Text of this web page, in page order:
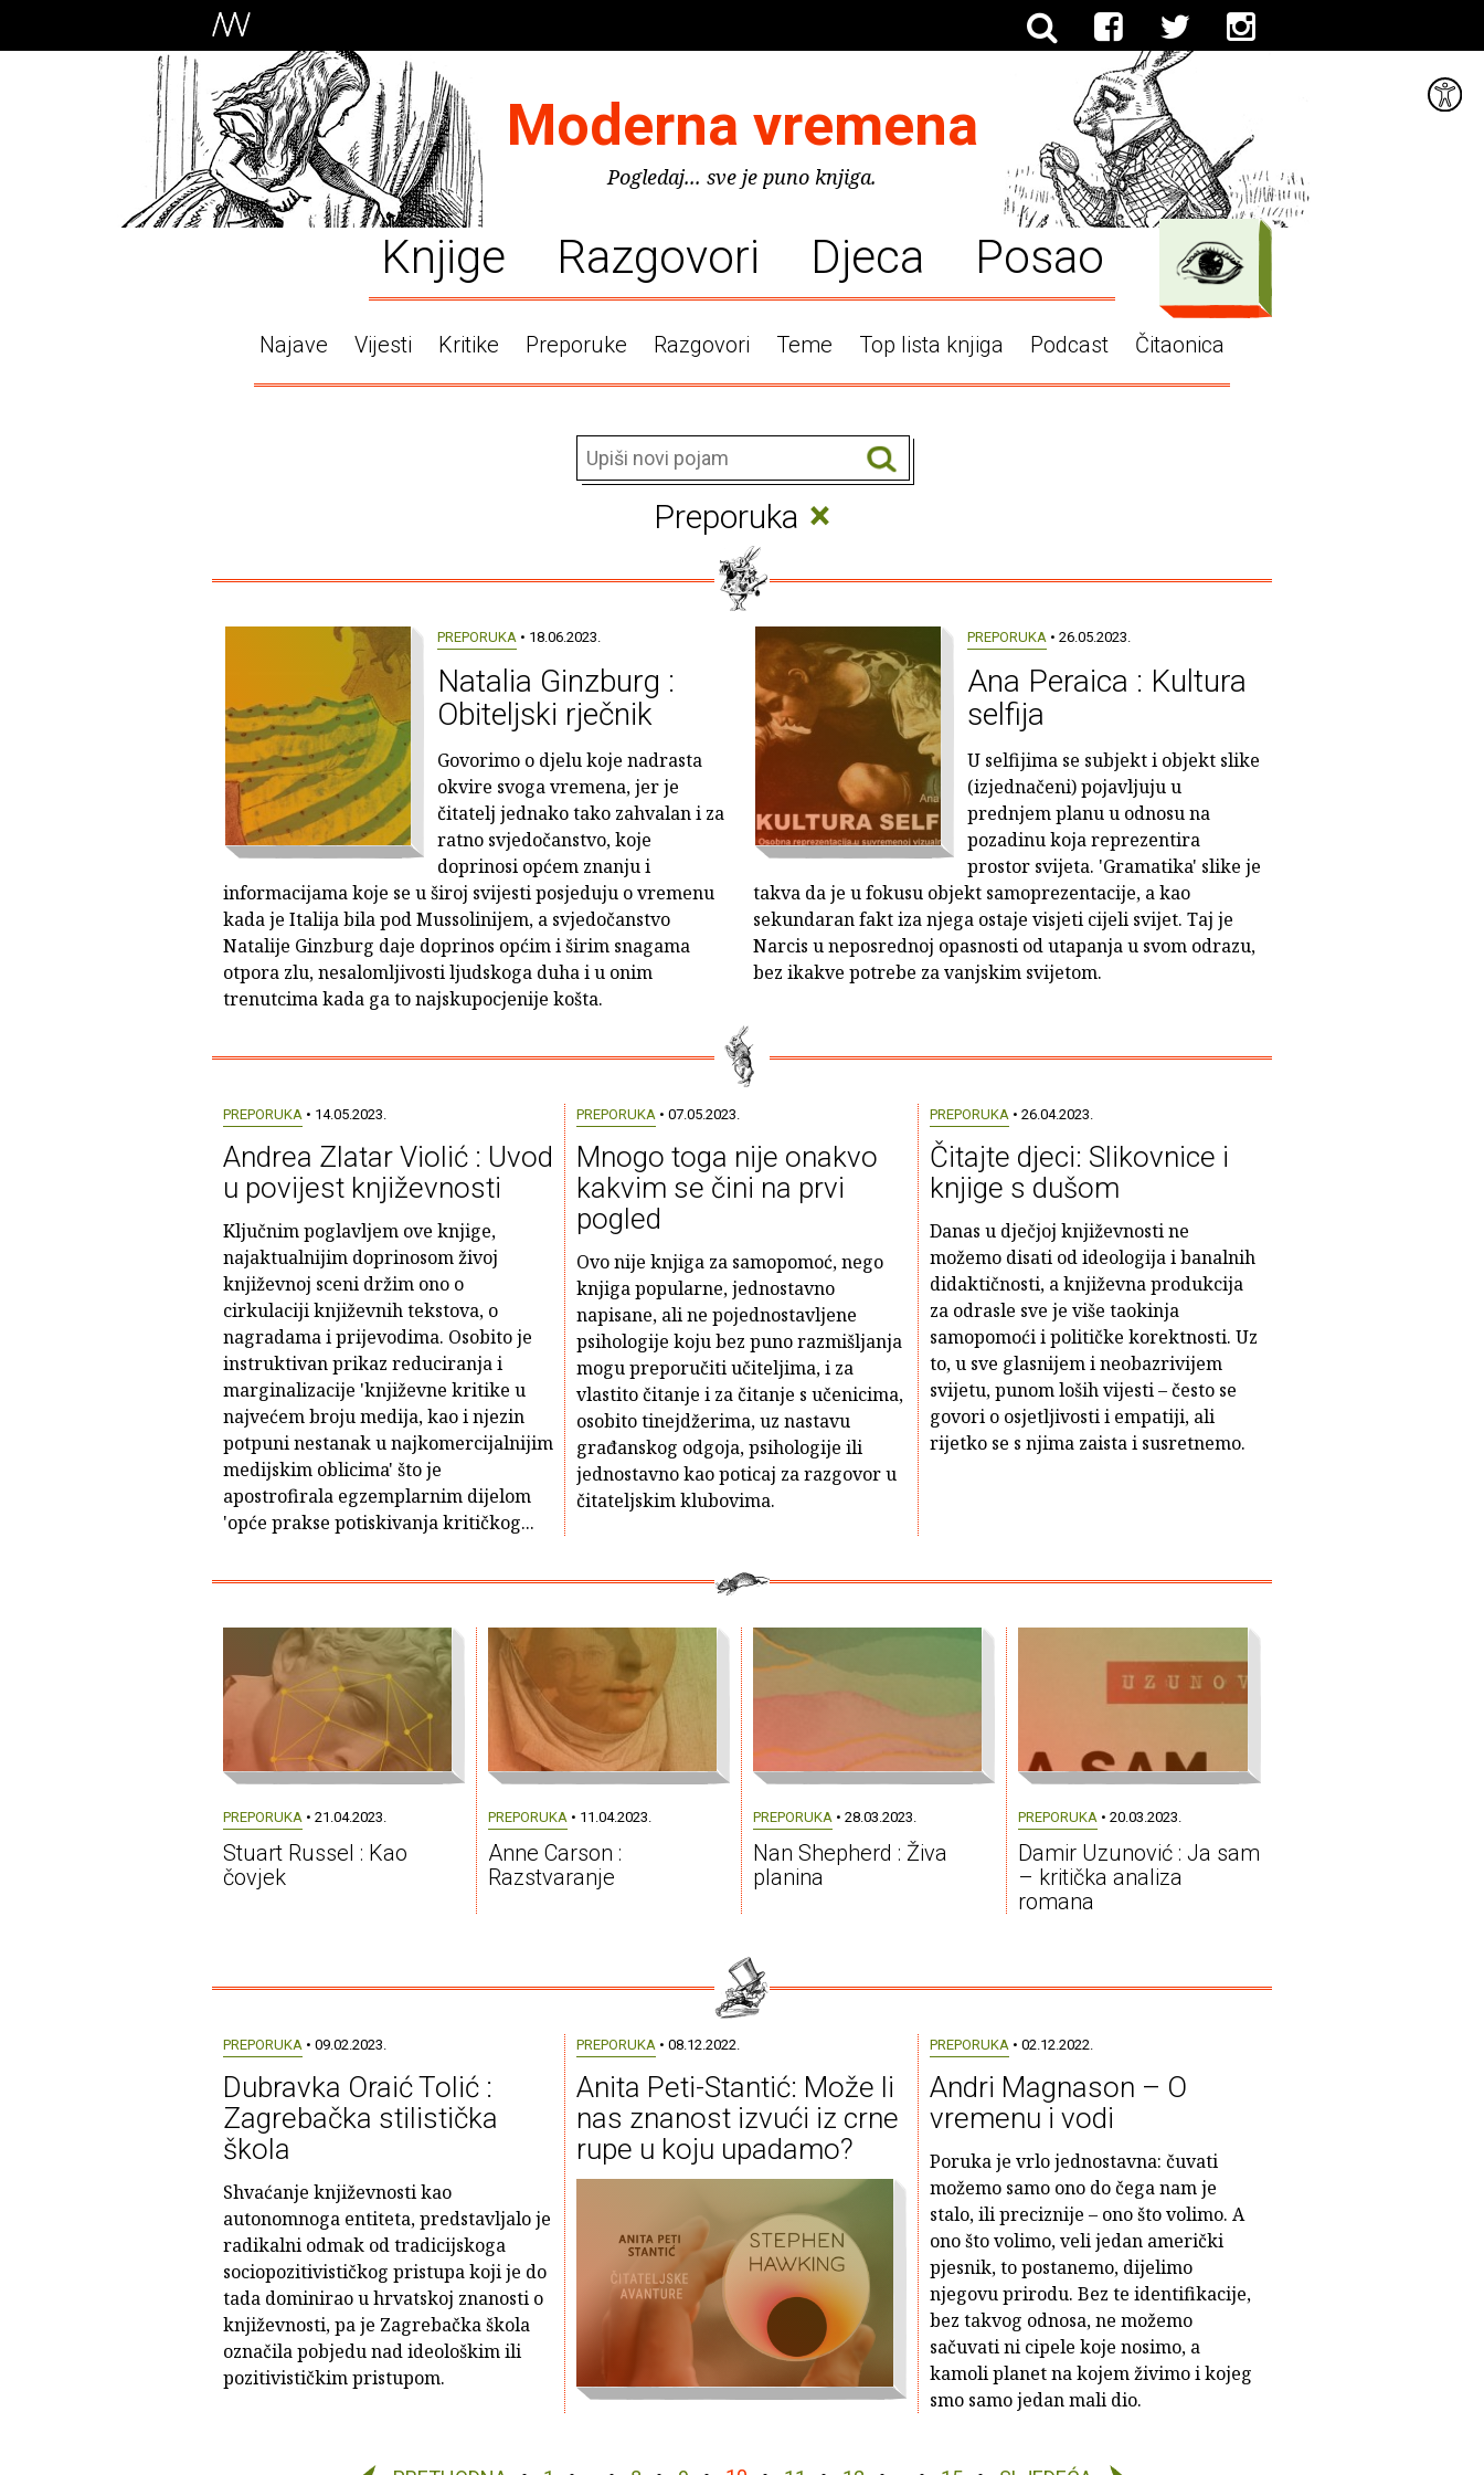
Moderna vremena
Pogledaj... sve je puno knjiga.
Knjige Razgovori Djeca Posao
Najave Vijesti Kritike Preporuke Razgovori Teme Top lista knjiga Podcast Čitaonica
Preporuka ×
PREPORUKA • 18.06.2023.
Natalia Ginzburg :
Obiteljski rječnik
Govorimo o djelu koje nadrasta
okvire svoga vremena, jer je
čitatelj jednako tako zahvalan i za
ratno svjedočanstvo, koje
doprinosi općem znanju i
informacijama koje se u široj svijesti posjeduju o vremenu
kada je Italija bila pod Mussolinijem, a svjedočanstvo
Natalije Ginzburg daje doprinos općim i širim snagama
otpora zlu, nesalomljivosti ljudskoga duha i u onim
trenutcima kada ga to najskupocjenije košta.
PREPORUKA • 26.05.2023.
Ana Peraica : Kultura
selfija
U selfijima se subjekt i objekt slike
(izjednačeni) pojavljuju u
prednjem planu u odnosu na
pozadinu koja reprezentira
prostor svijeta. 'Gramatika' slike je
takva da je u fokusu objekt samoprezentacije, a kao
sekundaran fakt iza njega ostaje visjeti cijeli svijet. Taj je
Narcis u neposrednoj opasnosti od utapanja u svom odrazu,
bez ikakve potrebe za vanjskim svijetom.
PREPORUKA• 14.05.2023.
Andrea Zlatar Violić : Uvod
u povijest književnosti
Ključnim poglavljem ove knjige,
najaktualnijim doprinosom živoj
književnoj sceni držim ono o
cirkulaciji književnih tekstova, o
nagradama i prijevodima. Osobito je
instruktivan prikaz reduciranja i
marginalizacije 'književne kritike u
najvećem broju medija, kao i njezin
potpuni nestanak u najkomercijalnijim
medijskim oblicima' što je
apostrofirala egzemplarnim dijelom
'opće prakse potiskivanja kritičkog...
PREPORUKA• 07.05.2023.
Mnogo toga nije onakvo
kakvim se čini na prvi
pogled
Ovo nije knjiga za samopomoć, nego
knjiga popularne, jednostavno
napisane, ali ne pojednostavljene
psihologije koju bez puno razmišljanja
mogu preporučiti učiteljima, i za
vlastito čitanje i za čitanje s učenicima,
osobito tinejdžerima, uz nastavu
građanskog odgoja, psihologije ili
jednostavno kao poticaj za razgovor u
čitateljskim klubovima.
PREPORUKA• 26.04.2023.
Čitajte djeci: Slikovnice i
knjige s dušom
Danas u dječjoj književnosti ne
možemo disati od ideologija i banalnih
didaktičnosti, a književna produkcija
za odrasle sve je više taokinja
samopomoći i političke korektnosti. Uz
to, u sve glasnijem i neobazrivijem
svijetu, punom loših vijesti – često se
govori o osjetljivosti i empatiji, ali
rijetko se s njima zaista i susretnemo.
PREPORUKA • 21.04.2023.
Stuart Russel : Kao
čovjek
PREPORUKA • 11.04.2023.
Anne Carson :
Razstvaranje
PREPORUKA • 28.03.2023.
Nan Shepherd : Živa
planina
PREPORUKA • 20.03.2023.
Damir Uzunović : Ja sam
– kritička analiza
romana
PREPORUKA• 09.02.2023.
Dubravka Oraić Tolić :
Zagrebačka stilistička
škola
Shvaćanje književnosti kao
autonomnoga entiteta, predstavljalo je
radikalni odmak od tradicijskoga
sociopozitivističkog pristupa koji je do
tada dominirao u hrvatskoj znanosti o
književnosti, pa je Zagrebačka škola
označila pobjedu nad ideološkim ili
pozitivističkim pristupom.
PREPORUKA• 08.12.2022.
Anita Peti-Stantić: Može li
nas znanost izvući iz crne
rupe u koju upadamo?
PREPORUKA• 02.12.2022.
Andri Magnason – O
vremenu i vodi
Poruka je vrlo jednostavna: čuvati
možemo samo ono do čega nam je
stalo, ili preciznije – ono što volimo. A
ono što volimo, veli jedan američki
pjesnik, to postanemo, dijelimo
njegovu prirodu. Bez te identifikacije,
bez takvog odnosa, ne možemo
sačuvati ni cipele koje nosimo, a
kamoli planet na kojem živimo i kojeg
smo samo jedan mali dio.